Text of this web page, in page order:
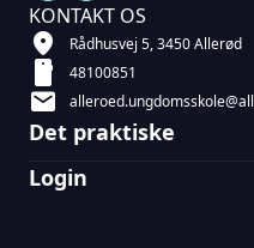
KONTAKT OS
location_on Rådhusvej 5, 3450 Allerød
smartphone 48100851
mail
Det praktiske
Login